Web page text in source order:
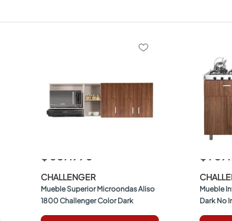
$ 607.990
CHALLENGER
Mueble Superior Microondas Aliso
1800 Challenger Color Dark
$
Mueble
Dark No